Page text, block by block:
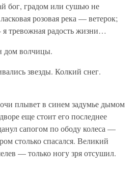
бог, градом или сушью не
розовая река — ветерок;
тревожная радость жизни…
дом волчицы.
звезды. Колкий снег.
плывет в синем задумье дымом
еще стоит его последнее
сапогом по ободу колеса —
столько спасался. Великий
— только ногу зря отсушил.